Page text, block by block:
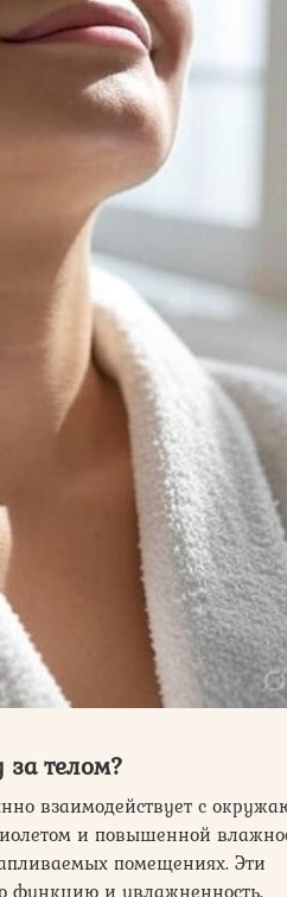
телом?
взаимодействует с
и повышенной
помещениях. Эти
функцию и увлажненность.